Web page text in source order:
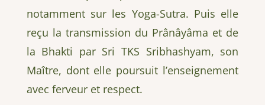
notamment sur les Yoga-Sutra. Puis elle
reçu la transmission du Prânâyâma et de
la Bhakti par Sri TKS Sribhashyam, son
Maître, dont elle poursuit l’enseignement
avec ferveur et respect.